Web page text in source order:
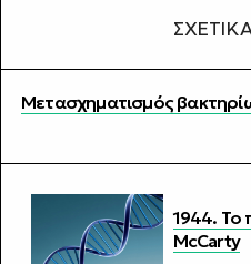
Μετασχηματισμός
1944. Το
McCarty